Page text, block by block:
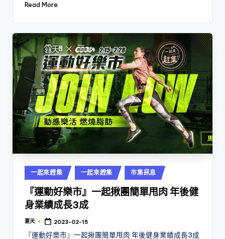
Read More
Posted
in
一起來趕集 一起來趕集 市集訊息
『運動好樂市』一起揪團簡單甩肉 年後健
身業績成長3成
Posted
夏天 2023-02-15
『運動好樂市』一起揪團簡單甩肉 年後健身業績成長3成